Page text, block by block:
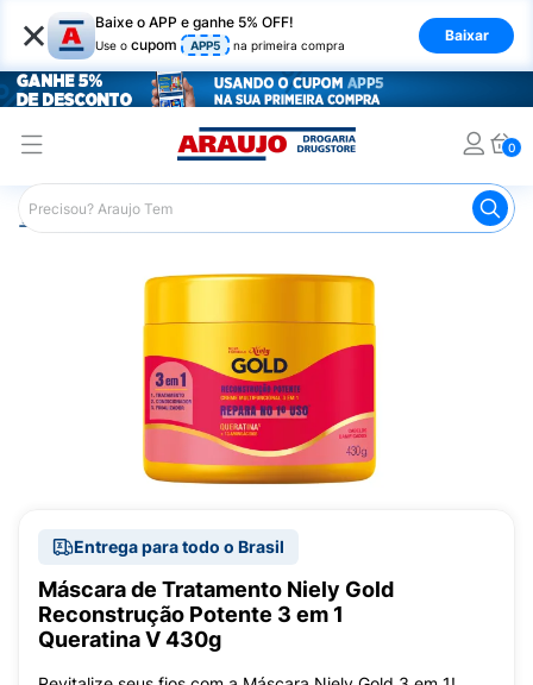
× Baixe o APP e ganhe 5% OFF!
Use o cupom APP5 na primeira compra
Baixar
0
Araujo Cabelo Creme de
Entrega para todo o Brasil
Máscara de Tratamento Niely Gold
Reconstrução Potente 3 em 1
Queratina V 430g